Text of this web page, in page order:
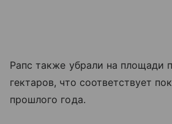
Рапс также убрали на площади
гектаров, что соответствует
прошлого года.